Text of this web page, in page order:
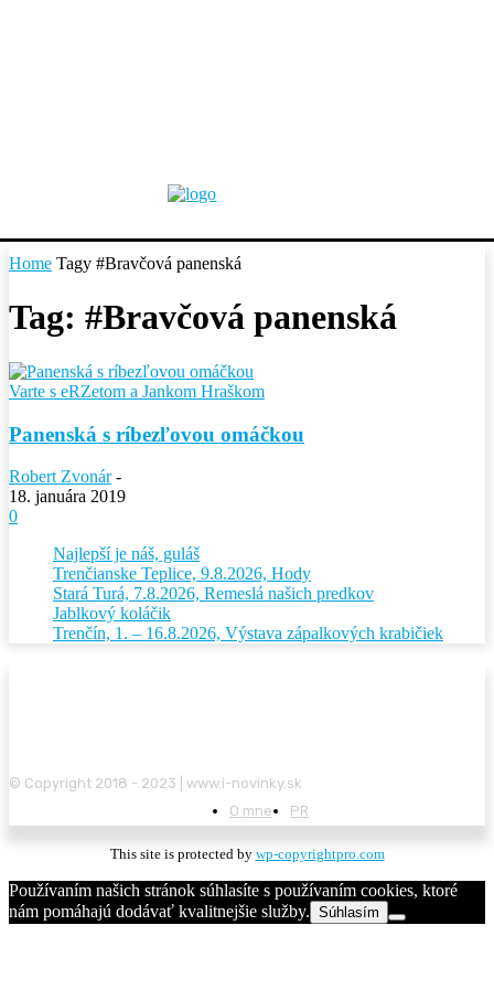
Home Tagy #Bravčová panenská
Tag: #Bravčová panenská
Varte s eRZetom a Jankom Hraškom
Panenská s ríbezľovou omáčkou
Robert Zvonár -
18. januára 2019
0
Najlepší je náš, guláš
Trenčianske Teplice, 9.8.2026, Hody
Stará Turá, 7.8.2026, Remeslá našich predkov
Jablkový koláčik
Trenčín, 1. – 16.8.2026, Výstava zápalkových krabičiek
© Copyright 2018 - 2023 | www.i-novinky.sk
O mne
PR
This site is protected by wp-copyrightpro.com
Používaním našich stránok súhlasíte s používaním cookies, ktoré
nám pomáhajú dodávať kvalitnejšie služby. Súhlasím